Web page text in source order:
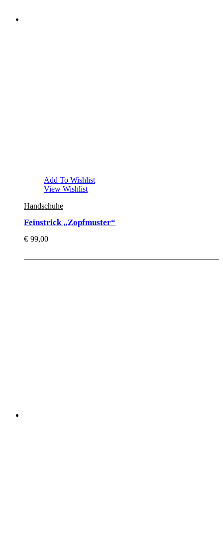
Add To Wishlist
View Wishlist
Handschuhe
Feinstrick „Zopfmuster“
€ 99,00